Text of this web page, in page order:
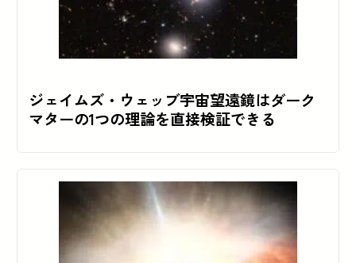
ジェイムズ・ウェッブ宇宙望遠鏡はダーク
マターの1つの理論を直接検証できる